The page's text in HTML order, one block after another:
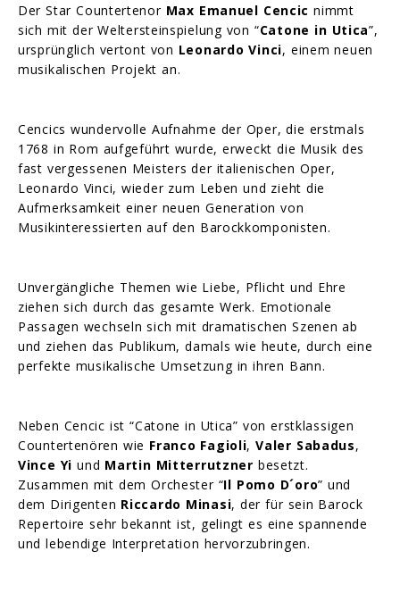
Der Star Countertenor Max Emanuel Cencic nimmt
sich mit der Weltersteinspielung von “Catone in Utica”,
ursprünglich vertont von Leonardo Vinci, einem neuen
musikalischen Projekt an.
Cencics wundervolle Aufnahme der Oper, die erstmals
1768 in Rom aufgeführt wurde, erweckt die Musik des
fast vergessenen Meisters der italienischen Oper,
Leonardo Vinci, wieder zum Leben und zieht die
Aufmerksamkeit einer neuen Generation von
Musikinteressierten auf den Barockkomponisten.
Unvergängliche Themen wie Liebe, Pflicht und Ehre
ziehen sich durch das gesamte Werk. Emotionale
Passagen wechseln sich mit dramatischen Szenen ab
und ziehen das Publikum, damals wie heute, durch eine
perfekte musikalische Umsetzung in ihren Bann.
Neben Cencic ist “Catone in Utica” von erstklassigen
Countertenören wie Franco Fagioli,Valer Sabadus,
Vince Yi und Martin Mitterrutzner besetzt.
Zusammen mit dem Orchester “Il Pomo D´oro” und
dem Dirigenten Riccardo Minasi, der für sein Barock
Repertoire sehr bekannt ist, gelingt es eine spannende
und lebendige Interpretation hervorzubringen.